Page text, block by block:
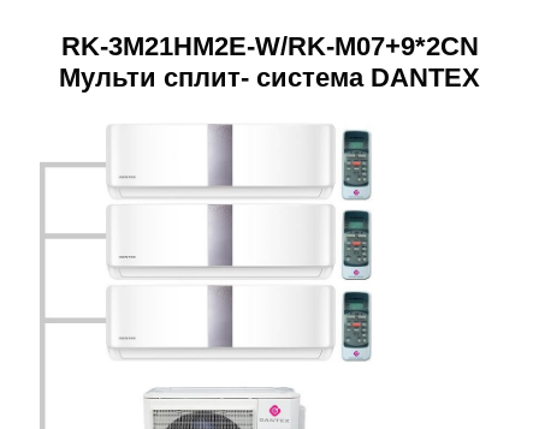
RK-3M21HM2E-W/RK-M07+9*2CN
Мульти сплит- система DANTEX